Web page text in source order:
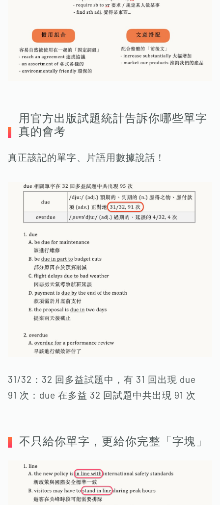
用官方出版試題統計告訴你哪些單字
真的會考
真正該記的單字、片語用數據說話！
31/32：32 回多益試題中，有 31 回出現 due
91 次：due 在多益 32 回試題中共出現 91 次
不只給你單字，更給你完整「字塊」